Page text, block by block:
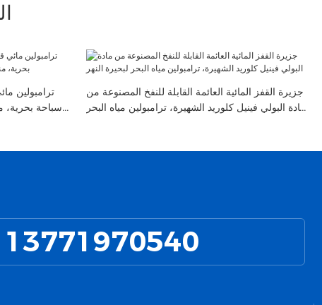
ترامبولين
سباحة بحرية،
جزيرة القفز المائية العائمة القابلة للنفخ المصنوعة من
مادة البولي فينيل كلوريد الشهيرة، ترامبولين مياه البحر
13771970540